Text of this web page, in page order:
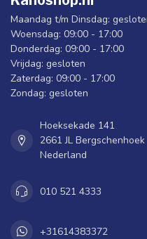
Maandag t/m Dinsdag:
Woensdag: 09:00 - 17:00
Donderdag: 09:00 - 17:00
Vrijdag: gesloten
Zaterdag: 09:00 - 17:00
Zondag: gesloten
Hoeksekade 141
2661 JL Bergschenhoek
Nederland
010 521 4333
+31614383372